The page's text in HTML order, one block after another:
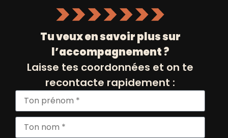
, fondatrice et
directrice de "Mon Soin, Mes Cheveux",
a été mise à l’honneur avec le
Award Bien-être
Benoit Cicilien
Award Greenpour avoir lancé "Les
Drêcheurs"
Tu veux en savoir plus sur
l’accompagnement ?
Laisse tes coordonnées et on te
recontacte rapidement :